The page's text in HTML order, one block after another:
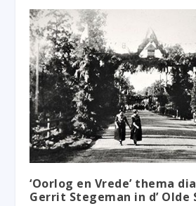
‘Oorlog en Vrede’ thema
Gerrit Stegeman in d’ Olde